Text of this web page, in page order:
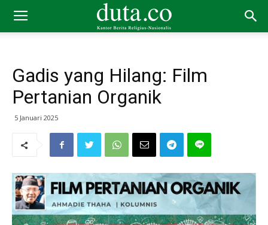
Gadis yang Hilang: Film
Pertanian Organik
5 Januari 2025